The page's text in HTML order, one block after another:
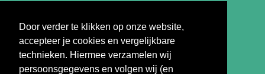
Door verder te klikken op onze website,
accepteer je cookies en vergelijkbare
technieken. Hiermee verzamelen wij
persoonsgegevens en volgen wij (en
Contact
info@travelbazaar.nl